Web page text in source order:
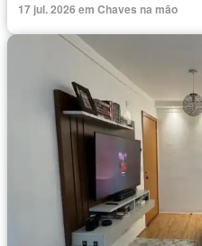
17 jul. 2026 em Chaves na mão